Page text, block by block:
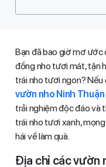
Bạn đã bao giờ mơ
đồng nho tươi mát, tận
trái nho tươi ngon? Nếu
vườn nho Ninh Thuận
trải nghiệm độc đáo và
trái nho tươi xanh,
hái về làm quà.
Địa chỉ các vườn